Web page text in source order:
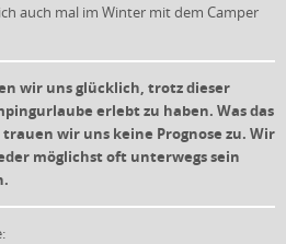
auch mal im Winter mit dem Camper
wir uns glücklich, trotz dieser
erlebt zu haben. Was das
wir uns keine Prognose zu. Wir
möglichst oft unterwegs sein